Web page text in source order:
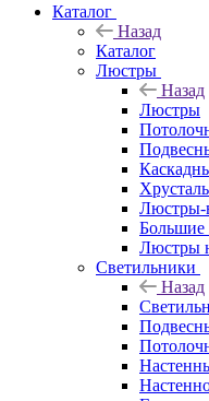
Каталог
Назад
Каталог
Люстры
Назад
Люстры
Люстры-
Люстры
Светильники
Назад